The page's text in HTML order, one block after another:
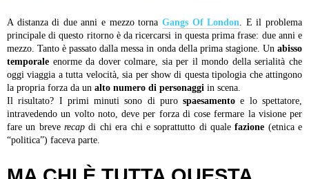
A distanza di due anni e mezzo torna Gangs Of London . E il problema
principale di questo ritorno è da ricercarsi in questa prima frase: due anni e
mezzo. Tanto è passato dalla messa in onda della prima stagione. Un abisso
temporale enorme da dover colmare, sia per il mondo della serialità che
oggi viaggia a tutta velocità, sia per show di questa tipologia che attingono
la propria forza da un alto numero di personaggi in scena.
Il risultato? I primi minuti sono di purospaesamento e lo spettatore,
intravedendo un volto noto, deve per forza di cose fermare la visione per
fare un breverecap di chi era chi e soprattutto di qualefazione (etnica e
“politica”) faceva parte.